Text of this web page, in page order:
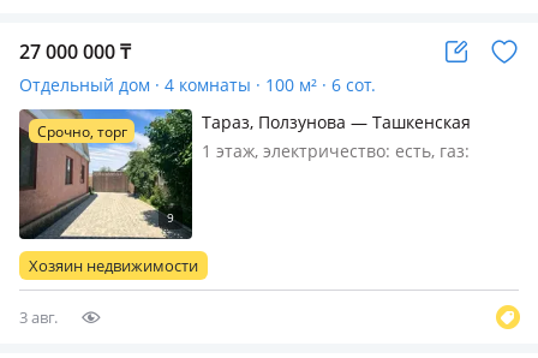
27 000 000₸
Отдельный дом · 4 комнаты · 100 м² · 6 сот.
Срочно, торг
Тараз, Ползунова — Ташкенская
Лермонтова почтовая
1 этаж, электричество: есть, газ:
Имеется хороший участок под
строительство
Хозяин недвижимости
3 авг.